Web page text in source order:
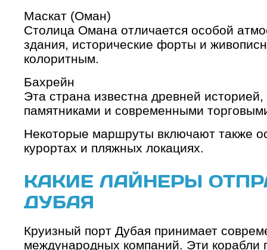
Маскат (Оман)
Столица Омана отличается особой
здания, исторические форты и
колоритным.
Бахрейн
Эта страна известна древней
памятниками и современными
Некоторые маршруты включают также
курортах и пляжных локациях.
КАКИЕ ЛАЙНЕРЫ
ДУБАЯ
Круизный порт Дубая принимает
международных компаний. Эти корабли